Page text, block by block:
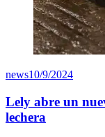
news10/9/2024
Lely abre un
lechera